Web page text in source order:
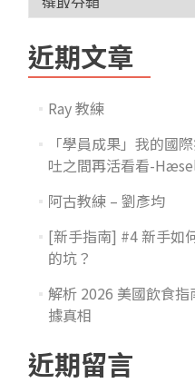
近期文章
Ray 教練
「學員成果」我的國
吐之間再活看看-
阿古教練 – 劉彥均
[新手指南] #4 新手如
的坑？
解析 2026 美國飲食
據真相
近期留言